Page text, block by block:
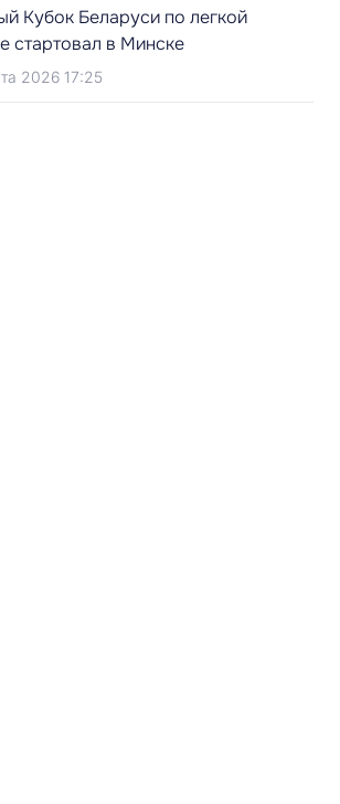
Кубок Беларуси по легкой
стартовал в Минске
2026 17:25